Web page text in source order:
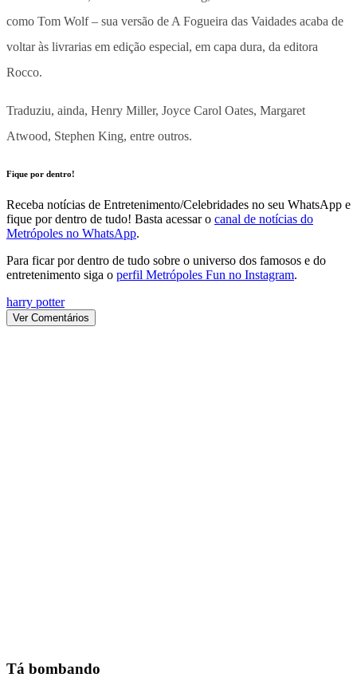
como Tom Wolf – sua versão de A Fogueira das Vaidades acaba de
voltar às livrarias em edição especial, em capa dura, da editora
Rocco.
Traduziu, ainda, Henry Miller, Joyce Carol Oates, Margaret
Atwood, Stephen King, entre outros.
Fique por dentro!
Receba notícias de Entretenimento/Celebridades no seu WhatsApp e
fique por dentro de tudo! Basta acessar o canal de notícias do
Metrópoles no WhatsApp.
Para ficar por dentro de tudo sobre o universo dos famosos e do
entretenimento siga o perfil Metrópoles Fun no Instagram.
harry potter
Ver Comentários
Tá bombando